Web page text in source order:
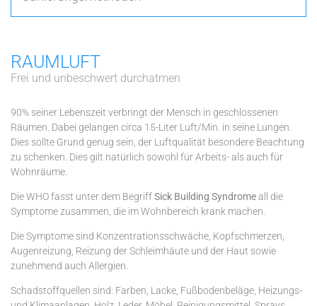
RAUMLUFT
Frei und unbeschwert durchatmen
90% seiner Lebenszeit verbringt der Mensch in geschlossenen
Räumen. Dabei gelangen circa 15-Liter Luft/Min. in seine Lungen.
Dies sollte Grund genug sein, der Luftqualität besondere Beachtung
zu schenken. Dies gilt natürlich sowohl für Arbeits- als auch für
Wohnräume.
Die WHO fasst unter dem BegriffSick Building Syndromeall die
Symptome zusammen, die im Wohnbereich krank machen.
Die Symptome sind Konzentrationsschwäche, Kopfschmerzen,
Augenreizung, Reizung der Schleimhäute und der Haut sowie
zunehmend auch Allergien.
Schadstoffquellen sind: Farben, Lacke, Fußbodenbeläge, Heizungs-